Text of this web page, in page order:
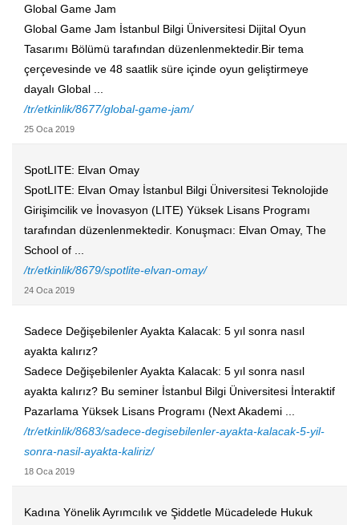
Global Game Jam
Global Game Jam İstanbul Bilgi Üniversitesi Dijital Oyun
Tasarımı Bölümü tarafından düzenlenmektedir.Bir tema
çerçevesinde ve 48 saatlik süre içinde oyun geliştirmeye
dayalı Global ...
/tr/etkinlik/8677/global-game-jam/
25 Oca 2019
SpotLITE: Elvan Omay
SpotLITE: Elvan Omay İstanbul Bilgi Üniversitesi Teknolojide
Girişimcilik ve İnovasyon (LITE) Yüksek Lisans Programı
tarafından düzenlenmektedir. Konuşmacı: Elvan Omay, The
School of ...
/tr/etkinlik/8679/spotlite-elvan-omay/
24 Oca 2019
Sadece Değişebilenler Ayakta Kalacak: 5 yıl sonra nasıl
ayakta kalırız?
Sadece Değişebilenler Ayakta Kalacak: 5 yıl sonra nasıl
ayakta kalırız? Bu seminer İstanbul Bilgi Üniversitesi İnteraktif
Pazarlama Yüksek Lisans Programı (Next Akademi ...
/tr/etkinlik/8683/sadece-degisebilenler-ayakta-kalacak-5-yil-
sonra-nasil-ayakta-kaliriz/
18 Oca 2019
Kadına Yönelik Ayrımcılık ve Şiddetle Mücadelede Hukuk